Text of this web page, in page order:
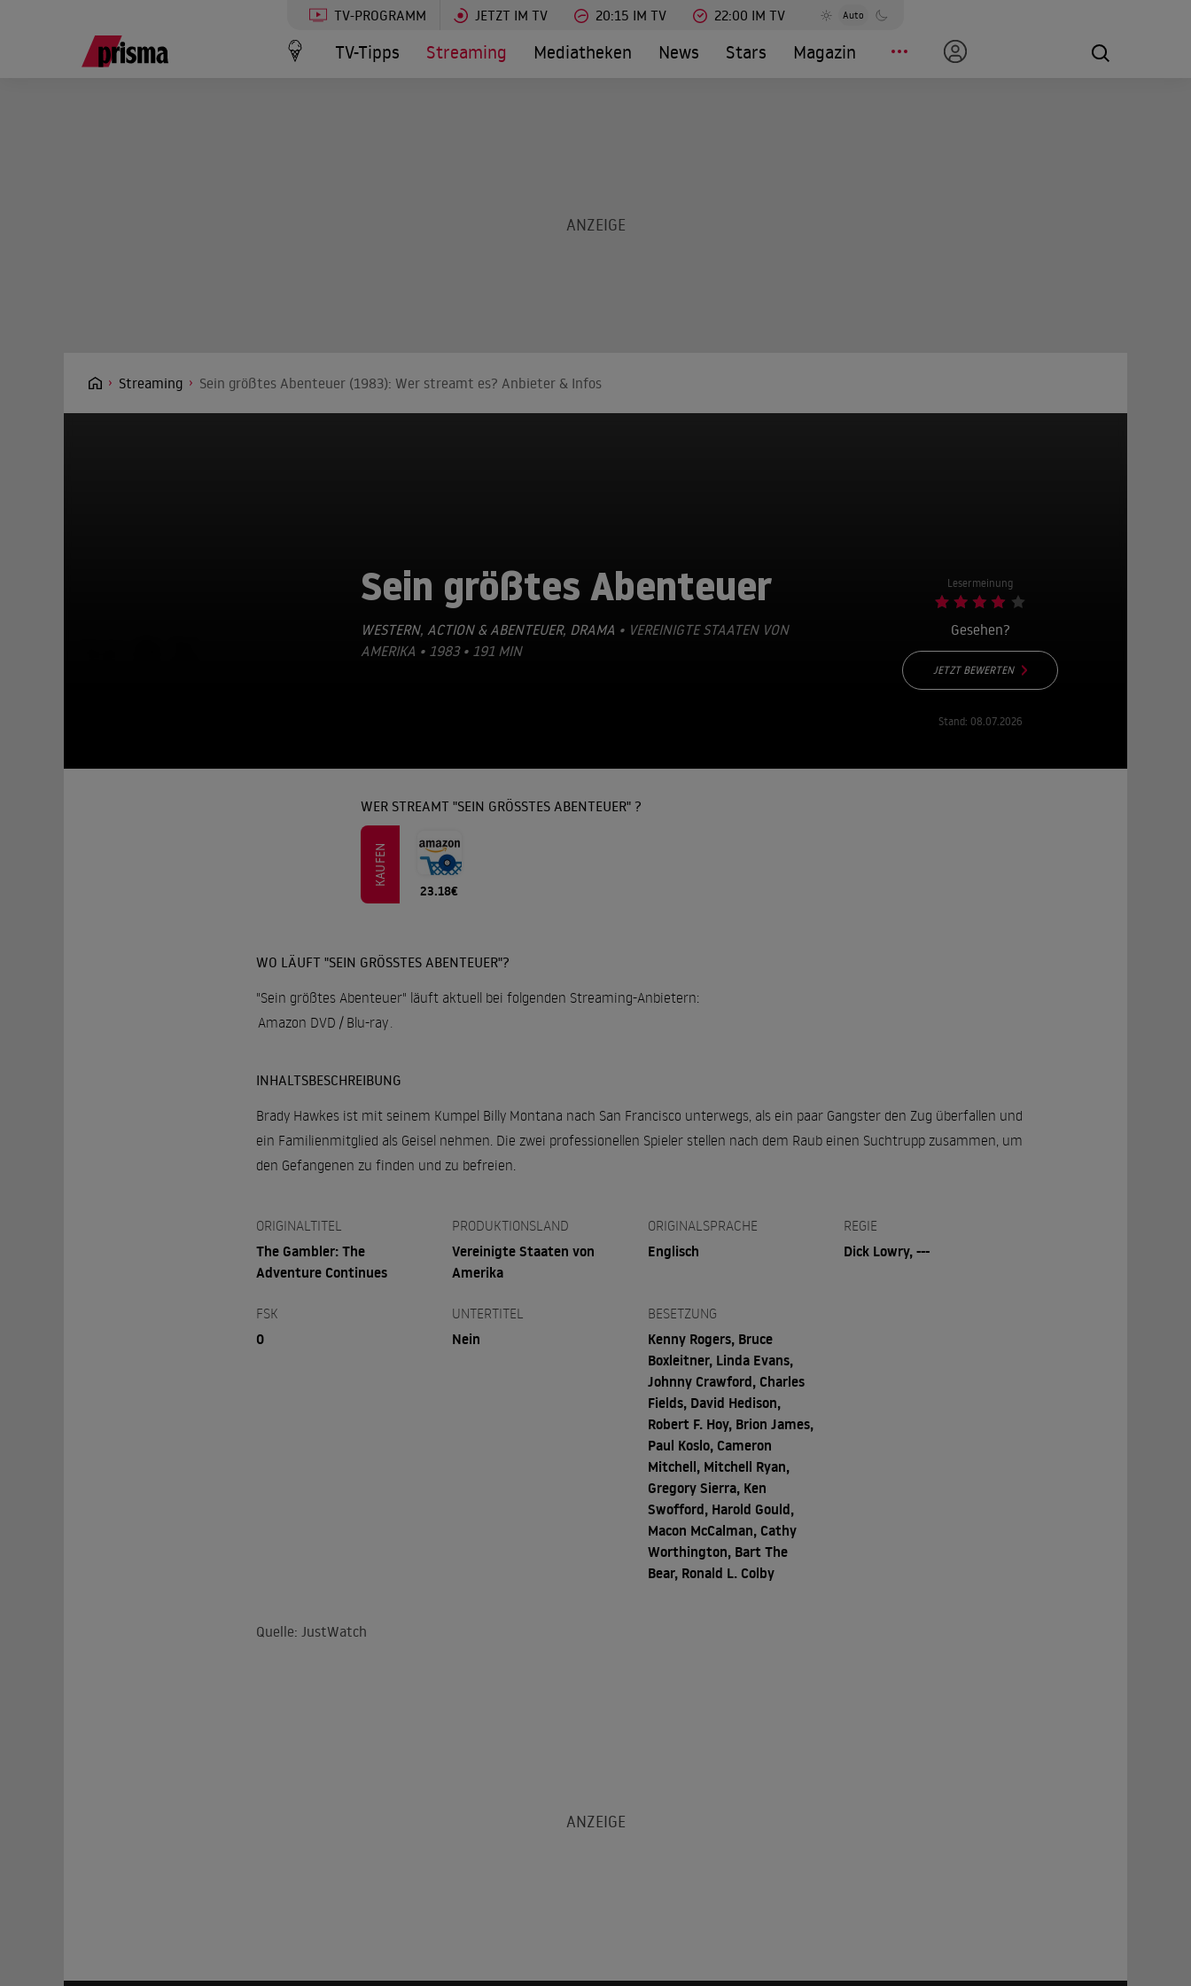
TV-PROGRAMM JETZT IM TV 20:15 IM TV 22:00 IM TV Auto
TV-Tipps Streaming Mediatheken News Stars Magazin
Streaming Sein größtes Abenteuer (1983): Wer streamt es? Anbieter & Infos
Sein größtes Abenteuer
WESTERN, ACTION & ABENTEUER, DRAMA • VEREINIGTE STAATEN VON
AMERIKA • 1983 • 191 MIN
Lesermeinung
Gesehen?
JETZT BEWERTEN
Stand: 08.07.2026
WER STREAMT "SEIN GRÖSSTES ABENTEUER" ?
KAUFEN
23.18€
WO LÄUFT "SEIN GRÖSSTES ABENTEUER"?
"Sein größtes Abenteuer" läuft aktuell bei folgenden Streaming-Anbietern:
Amazon DVD / Blu-ray.
INHALTSBESCHREIBUNG
Brady Hawkes ist mit seinem Kumpel Billy Montana nach San Francisco unterwegs, als ein paar Gangster den Zug überfallen und
ein Familienmitglied als Geisel nehmen. Die zwei professionellen Spieler stellen nach dem Raub einen Suchtrupp zusammen, um
den Gefangenen zu finden und zu befreien.
ORIGINALTITEL
The Gambler: The
Adventure Continues
PRODUKTIONSLAND
Vereinigte Staaten von
Amerika
ORIGINALSPRACHE
Englisch
REGIE
Dick Lowry, ---
FSK
0
UNTERTITEL
Nein
BESETZUNG
Kenny Rogers, Bruce
Boxleitner, Linda Evans,
Johnny Crawford, Charles
Fields, David Hedison,
Robert F. Hoy, Brion James,
Paul Koslo, Cameron
Mitchell, Mitchell Ryan,
Gregory Sierra, Ken
Swofford, Harold Gould,
Macon McCalman, Cathy
Worthington, Bart The
Bear, Ronald L. Colby
Quelle: JustWatch